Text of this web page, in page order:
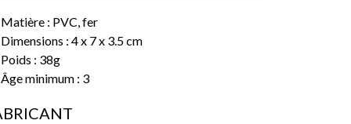
Matière : PVC, fer
Dimensions : 4 x 7 x 3.5 cm
Poids : 38g
Âge minimum : 3